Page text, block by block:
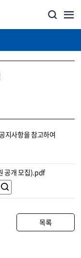
지사항을 참고하여
공개 모집).pdf
목록